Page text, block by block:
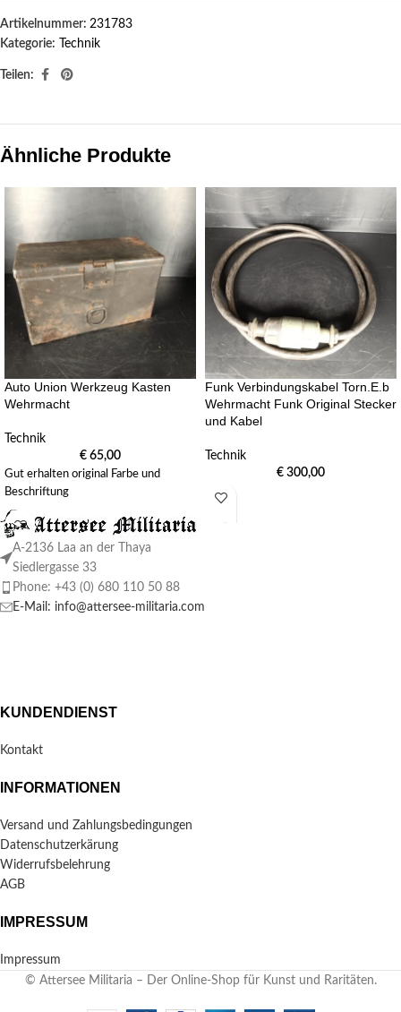
Artikelnummer: 231783
Kategorie:
Technik
Teilen:
Ähnliche Produkte
Auto Union Werkzeug Kasten
Wehrmacht
Technik
€ 65,00
Gut erhalten original Farbe und
Beschriftung
Funk Verbindungskabel Torn.E.b
Wehrmacht Funk Original Stecker
und Kabel
Technik
€ 300,00
A-2136 Laa an der Thaya
Siedlergasse 33
Phone: +43 (0) 680 110 50 88
E-Mail: info@attersee-militaria.com
KUNDENDIENST
Kontakt
INFORMATIONEN
Versand und Zahlungsbedingungen
Datenschutzerkärung
Widerrufsbelehrung
AGB
IMPRESSUM
Impressum
© Attersee Militaria – Der Online-Shop für Kunst und Raritäten.